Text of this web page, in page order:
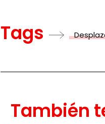
Tags
También